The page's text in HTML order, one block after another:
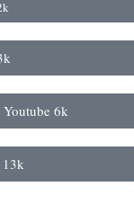
6k
13k